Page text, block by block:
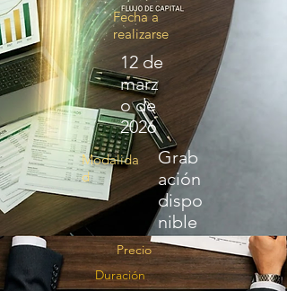
Fecha a
realizarse
12 de
marz
o de
2026
Modalida
d
Grab
ación
dispo
nible
Precio
Duración